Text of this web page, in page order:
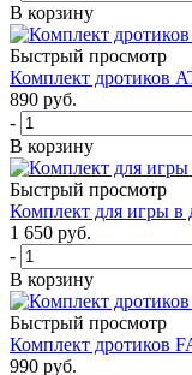
В корзину
Быстрый просмотр
Комплект дротиков
890 руб.
-
В корзину
Быстрый просмотр
Комплект для игры в
1 650 руб.
-
В корзину
Быстрый просмотр
Комплект дротиков
990 руб.